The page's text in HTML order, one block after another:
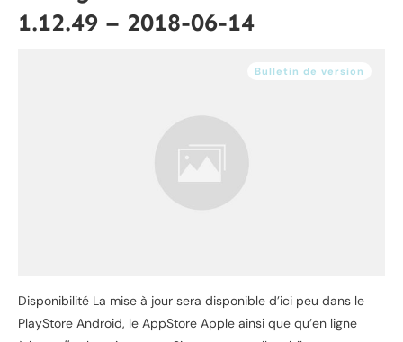
1.12.49 – 2018-06-14
Bulletin de version
Disponibilité La mise à jour sera disponible d’ici peu dans le
PlayStore Android, le AppStore Apple ainsi que qu’en ligne